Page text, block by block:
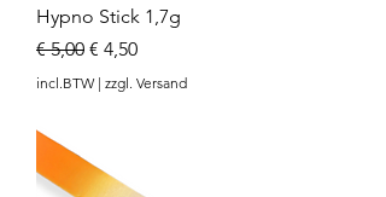
Hypno Stick 1,7g
Normale prijs
€ 5,00 Verkoopprijs
€ 4,50
incl.BTW | zzgl. Versand